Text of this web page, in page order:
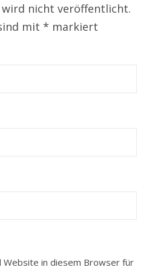
wird nicht veröffentlicht.
mit * markiert
Website in diesem Browser für